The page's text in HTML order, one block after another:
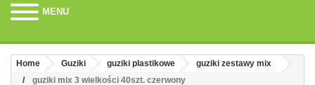
MENU
Home Guziki guziki plastikowe
guziki zestawy mix
guziki mix 3 wielkości 40szt. czerwony